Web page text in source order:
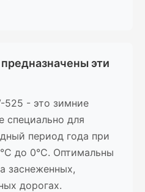
эти
525 - это зимние
специально для
период года при
до 0°C. Оптимальны
заснеженных,
дорогах.